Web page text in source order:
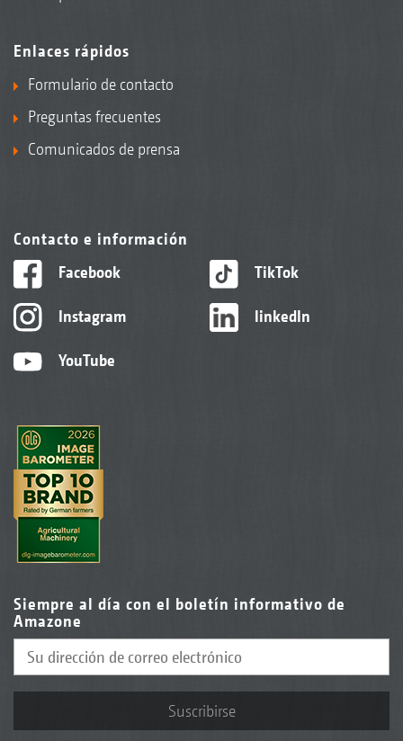
Enlaces rápidos
Formulario de contacto
Preguntas frecuentes
Comunicados de prensa
Contacto e información
Facebook
Instagram
YouTube
TikTok
linkedIn
Siempre al día con el boletín informativo de
Amazone
Suscribirse